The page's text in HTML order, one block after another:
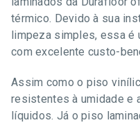
térmico. Devido à sua
limpeza simples, essa é
com excelente custo-
Assim como o piso
resistentes à umidade e
líquidos. Já o piso